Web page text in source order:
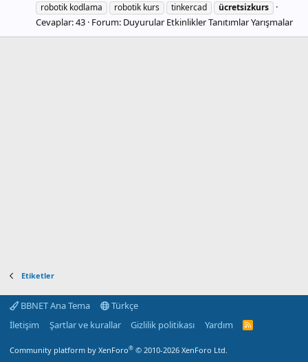
robotik kodlama
robotik kurs tinkercad ücretsizkurs
Cevaplar: 43 Forum: Duyurular Etkinlikler Tanıtımlar Yarışmalar
Etiketler
BBNET Ana Tema
Türkçe
İletişim
Şartlar ve kurallar Gizlilik politikası Yardım
R
Community platform by XenForo® © 2010-2026 XenForo Ltd.